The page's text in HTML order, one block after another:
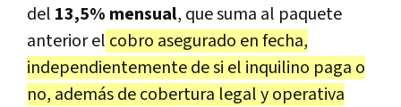
del 13,5% mensual, que suma al paquete
anterior el cobro asegurado en fecha,
independientemente de si el inquilino paga o
no, además de cobertura legal y operativa